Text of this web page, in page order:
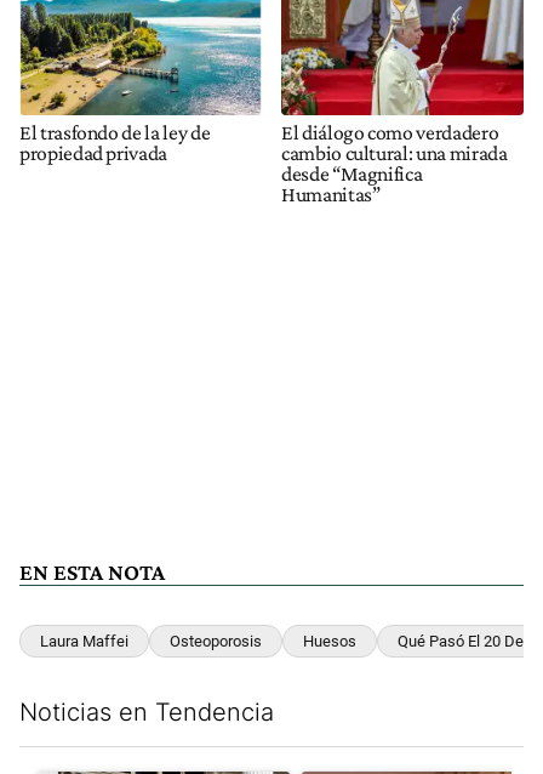
El trasfondo de la ley de
propiedad privada
El diálogo como verdadero
cambio cultural: una mirada
desde “Magnifica
Humanitas”
EN ESTA NOTA
Laura Maffei Osteoporosis Huesos Qué Pasó El 20 De
Noticias en Tendencia